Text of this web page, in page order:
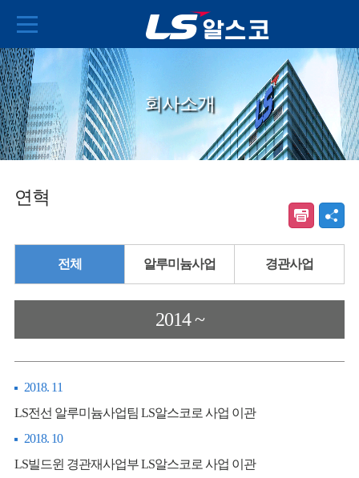
회사소개
연혁
전체 알루미늄사업 경관사업
2014 ~
2018. 11
LS전선 알루미늄사업팀 LS알스코로 사업 이관
2018. 10
LS빌드윈 경관재사업부 LS알스코로 사업 이관